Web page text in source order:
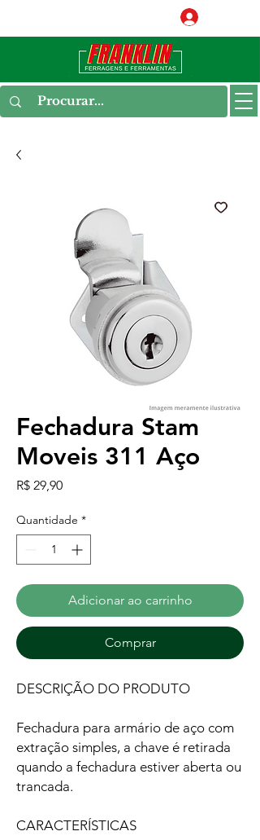
Fechadura Stam
Moveis 311 Aço
R$ 29,90Preço
Quantidade *
Adicionar ao carrinho
Comprar
DESCRIÇÃO DO PRODUTO
Fechadura para armário de aço com
extração simples, a chave é retirada
quando a fechadura estiver aberta ou
trancada.
CARACTERÍSTICAS